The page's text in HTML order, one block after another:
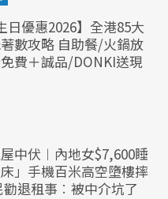
日優惠2026】全港85大
數攻略 自助餐/火鍋放
費＋誠品/DONKI送現
中伏︱內地女$7,600睡
床」手機百米高空墮樓摔
退租事︰被中介坑了